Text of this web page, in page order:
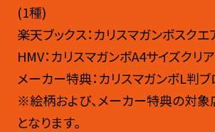
(1種) ​
楽天ブックス：カリスマガンボスク
HMV：カリスマガンボA4サイズクリ
メーカー特典：カリスマガンボL判ブ
※絵柄および、メーカー特典の対
となります。